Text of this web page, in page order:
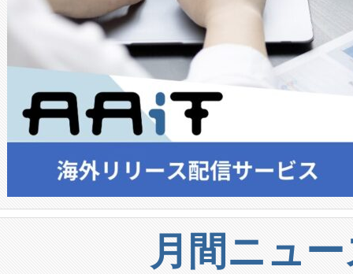
月間ニュ